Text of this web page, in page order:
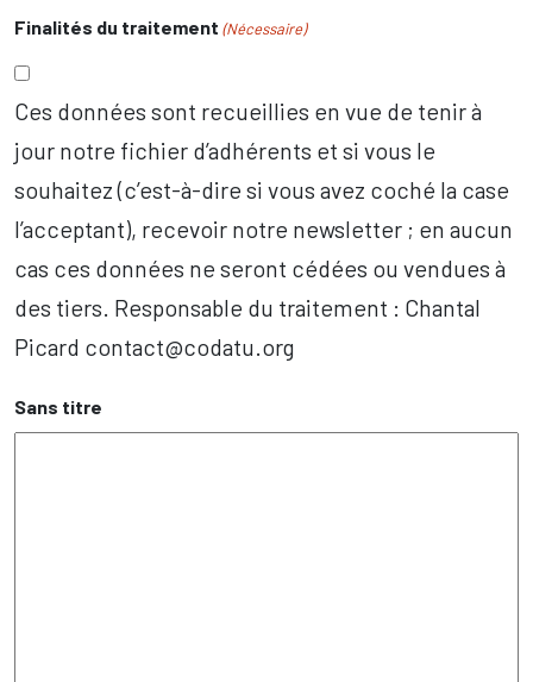
Finalités du traitement (Nécessaire)
Ces données sont recueillies en vue de tenir à
jour notre fichier d’adhérents et si vous le
souhaitez (c’est-à-dire si vous avez coché la case
l’acceptant), recevoir notre newsletter ; en aucun
cas ces données ne seront cédées ou vendues à
des tiers. Responsable du traitement : Chantal
Picard contact@codatu.org
Sans titre